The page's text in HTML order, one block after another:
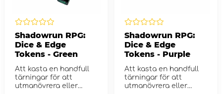
Shadowrun RPG:
Dice & Edge
Tokens - Green
Att kasta en handfull
tärningar för att
utmanövrera eller
Shadowrun RPG:
Dice & Edge
Tokens - Purple
Att kasta en handfull
tärningar för att
utmanövrera eller